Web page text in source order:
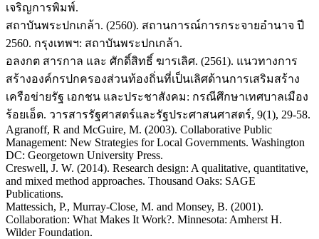
เจริญการพิมพ์.
สถาบันพระปกเกล้า. (2560). สถานการณ์การกระจายอำนาจ ปี
2560. กรุงเทพฯ: สถาบันพระปกเกล้า.
อลงกต สารกาล และ ศักดิ์สิทธิ์ ฆารเลิศ. (2561). แนวทางการ
สร้างองค์กรปกครองส่วนท้องถิ่นที่เป็นเลิศด้านการเสริมสร้าง
เครือข่ายรัฐ เอกชน และประชาสังคม: กรณีศึกษาเทศบาลเมือง
ร้อยเอ็ด. วารสารรัฐศาสตร์และรัฐประศาสนศาสตร์, 9(1), 29-58.
Agranoff, R and McGuire, M. (2003). Collaborative Public
Management: New Strategies for Local Governments. Washington
DC: Georgetown University Press.
Creswell, J. W. (2014). Research design: A qualitative, quantitative,
and mixed method approaches. Thousand Oaks: SAGE
Publications.
Mattessich, P., Murray-Close, M. and Monsey, B. (2001).
Collaboration: What Makes It Work?. Minnesota: Amherst H.
Wilder Foundation.